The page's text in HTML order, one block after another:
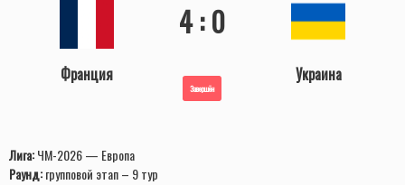
Франция
4 : 0
Завершён
Украина
Лига:ЧМ-2026 — Европа
Раунд:групповой этап – 9 тур